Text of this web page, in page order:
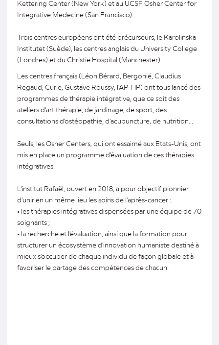
Kettering Center (New York) et au UCSF Osher Center for
Integrative Medecine (San Francisco).
Trois centres européens ont été précurseurs, le Karolinska
Institutet (Suède), les centres anglais du University College
(Londres) et du Christie Hospital (Manchester).
Les centres français (Léon Bérard, Bergonié, Claudius
Regaud, Curie, Gustave Roussy, l'AP-HP) ont tous lancé des
programmes de thérapie intégrative, que ce soit des
ateliers d'art thérapie, de jardinage, de sport, des
consultations d'ostéopathie, d'acupuncture, de nutrition...
Seuls, les Osher Centers, qui ont essaimé aux Etats-Unis, ont
mis en place un programme d'évaluation de ces thérapies
intégratives.
L'institut Rafaël, ouvert en 2018, a pour objectif pionnier
d'unir en un même lieu les soins de l'après-cancer :
• les thérapies intégratives dispensées par une équipe de 70
soignants ;
• la recherche et l'évaluation, ainsi que la formation pour
structurer un écosystème d'innovation humaniste destiné à
mieux s'occuper de chaque individu de façon globale et à
favoriser le partage des compétences de chacun.